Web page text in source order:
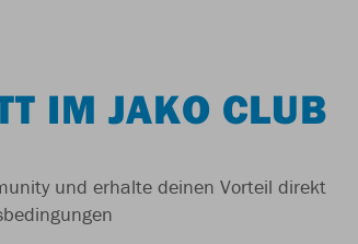
IM JAKO CLUB
und erhalte deinen Vorteil direkt